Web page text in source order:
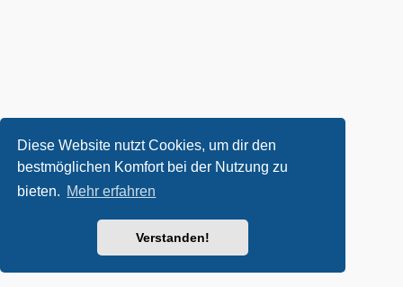
Diese Website nutzt Cookies, um dir den
bestmöglichen Komfort bei der Nutzung zu
bieten. Mehr erfahren
Verstanden!